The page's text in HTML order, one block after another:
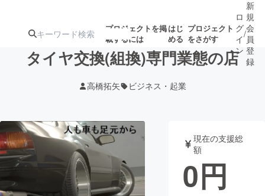
プロジェクトを掲
載するには
はじ
める
プロジェクト
をさがす
アート・写真
テクノロジー・ガジェット ゲーム・サ
ロ
グ
イ
ン
/
新
規
会
員
登
録
タイヤ交換(組換)専門業態の店
高橋拓矢 ビジネス・起業
現在の支援総
額
0円